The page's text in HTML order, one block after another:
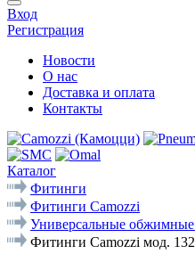
Вход
Регистрация
Новости
О нас
Доставка и оплата
Контакты
Каталог
Фитинги
Фитинги Camozzi
Универсальные
Фитинги Camozzi мод.